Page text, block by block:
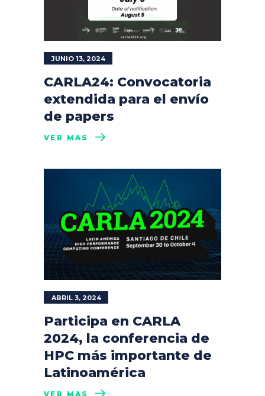
JUNIO 13, 2024
CARLA24: Convocatoria
extendida para el envío
de papers
VER MÁS
ABRIL 3, 2024
Participa en CARLA
2024, la conferencia de
HPC más importante de
Latinoamérica
VER MÁS